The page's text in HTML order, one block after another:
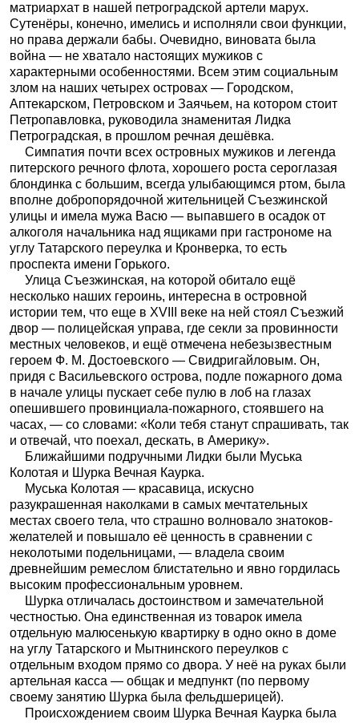
матриархат в нашей петроградской артели марух.
Сутенёры, конечно, имелись и исполняли свои функции,
но права держали бабы. Очевидно, виновата была
война — не хватало настоящих мужиков с
характерными особенностями. Всем этим социальным
злом на наших четырех островах — Городском,
Аптекарском, Петровском и Заячьем, на котором стоит
Петропавловка, руководила знаменитая Лидка
Петроградская, в прошлом речная дешёвка.
Симпатия почти всех островных мужиков и легенда
питерского речного флота, хорошего роста сероглазая
блондинка с большим, всегда улыбающимся ртом, была
вполне добропорядочной жительницей Съезжинской
улицы и имела мужа Васю — выпавшего в осадок от
алкоголя начальника над ящиками при гастрономе на
углу Татарского переулка и Кронверка, то есть
проспекта имени Горького.
Улица Съезжинская, на которой обитало ещё
несколько наших героинь, интересна в островной
истории тем, что еще в XVIII веке на ней стоял Съезжий
двор — полицейская управа, где секли за провинности
местных человеков, и ещё отмечена небезызвестным
героем Ф. М. Достоевского — Свидригайловым. Он,
придя с Васильевского острова, подле пожарного дома
в начале улицы пускает себе пулю в лоб на глазах
опешившего провинциала-пожарного, стоявшего на
часах, — со словами: «Коли тебя станут спрашивать, так
и отвечай, что поехал, дескать, в Америку».
Ближайшими подручными Лидки были Муська
Колотая и Шурка Вечная Каурка.
Муська Колотая — красавица, искусно
разукрашенная наколками в самых мечтательных
местах своего тела, что страшно волновало знатоков-
желателей и повышало её ценность в сравнении с
неколотыми подельницами, — владела своим
древнейшим ремеслом блистательно и явно гордилась
высоким профессиональным уровнем.
Шурка отличалась достоинством и замечательной
честностью. Она единственная из товарок имела
отдельную малюсенькую квартирку в одно окно в доме
на углу Татарского и Мытнинского переулков с
отдельным входом прямо со двора. У неё на руках были
артельная касса — общак и медпункт (по первому
своему занятию Шурка была фельдшерицей).
Происхождением своим Шурка Вечная Каурка была